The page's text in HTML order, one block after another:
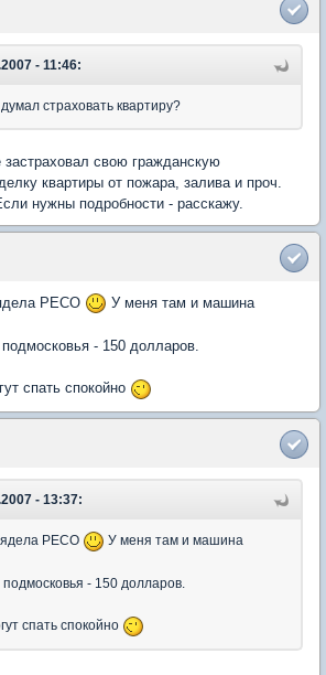
- 11:46:
страховать квартиру?
свою гражданскую
квартиры от пожара, залива и проч.
нужны подробности - расскажу.
РЕСО
У меня там и машина
- 150 долларов.
спать спокойно
- 13:37:
РЕСО
У меня там и машина
- 150 долларов.
спать спокойно